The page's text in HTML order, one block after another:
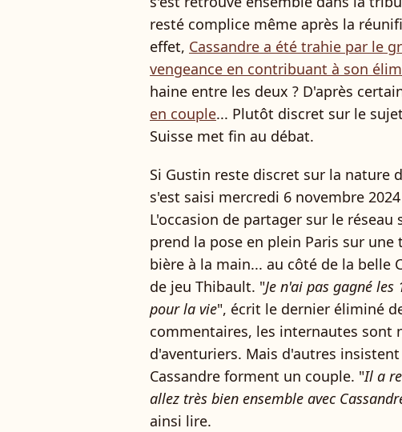
resté complice même après la
effet, Cassandre a été trahie par le
vengeance en contribuant à son
haine entre les deux ? D'après
en couple... Plutôt discret sur le
Suisse met fin au débat.
Si Gustin reste discret sur la nature
s'est saisi mercredi 6 novembre
L'occasion de partager sur le
prend la pose en plein Paris sur
bière à la main... au côté de la belle
de jeu Thibault. "Je n'ai pas gagné
pour la vie", écrit le dernier éliminé
commentaires, les internautes sont
d'aventuriers. Mais d'autres
Cassandre forment un couple. "Il a
allez très bien ensemble avec
ainsi lire.